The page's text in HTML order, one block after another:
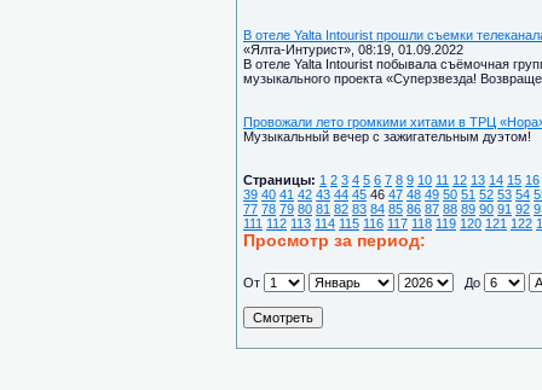
В отеле Yalta Intourist прошли съемки
«Ялта-Интурист», 08:19, 01.09.2022
В отеле Yalta Intourist побывала съёмочная
музыкального проекта «Суперзвезда!
Провожали лето громкими хитами в ТРЦ
Музыкальный вечер с зажигательным дуэтом!
Страницы: 1 2 3 4 5 6 7 8 9 10 11 12 13 14 15 16
39 40 41 42 43 44 45 46 47 48 49 50 51 52 53 54
77 78 79 80 81 82 83 84 85 86 87 88 89 90 91 92
111 112 113 114 115 116 117 118 119 120 121 122
Просмотр за период:
От До